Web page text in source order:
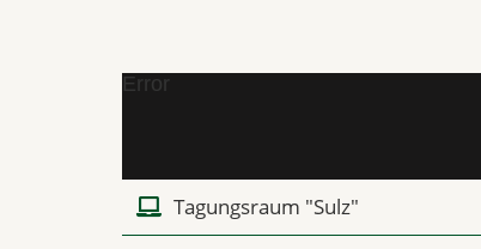
Error
Tagungsraum "Sulz"